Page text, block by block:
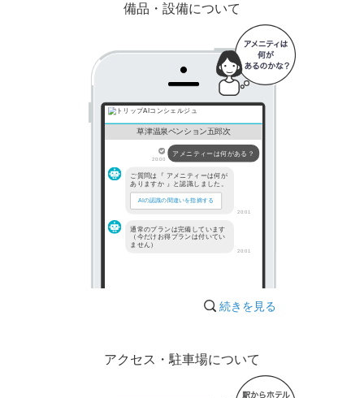
備品・設備について
草津温泉ペンション五郎次
20:00
アメニティーは何がある？
ご質問は『 アメニティーは何が
ありますか 』と認識しました。
AIの認識の間違いを指摘する
20:01
通常のプランは完備しています
（今だけお得プランは付いてい
ません）
20:01
続きを見る
アクセス・駐車場について